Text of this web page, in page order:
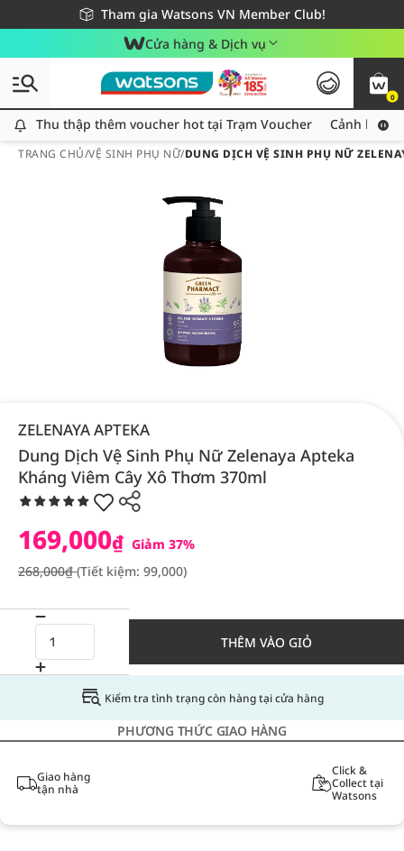
Tham gia Watsons VN Member Club!
Miễn phí giao hàng cho đơn hàng từ 249,000Đ
Giao hàng nhanh 24h - Áp dụng khu vực TP. Hồ Chí Minh
Cửa hàng & Dịch vụ
0
Thu thập thêm voucher hot tại Trạm Voucher
Thu thập thêm voucher hot tại Trạm Voucher Cảnh báo
TRANG CHỦ/VỆ SINH PHỤ NỮ/DUNG DỊCH VỆ SINH PHỤ NỮ
ZELENAYA APTEKA
Dung Dịch Vệ Sinh Phụ Nữ Zelenaya Apteka
Kháng Viêm Cây Xô Thơm 370ml
169,000₫ Giảm 37%
268,000₫(Tiết kiệm: 99,000)
THÊM VÀO GIỎ
Kiểm tra tình trạng còn hàng tại cửa hàng
PHƯƠNG THỨC GIAO HÀNG
Giao hàng
tận nhà
Click &
Collect tại
Watsons